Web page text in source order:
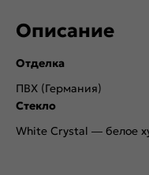
Описание
Отделка
ПВХ (Германия)
Стекло
White Сrystal — белое